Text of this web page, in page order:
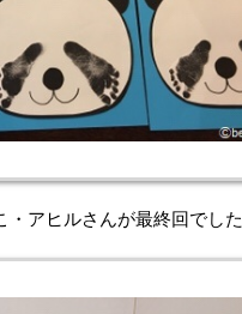
アヒルさんが最終回でした